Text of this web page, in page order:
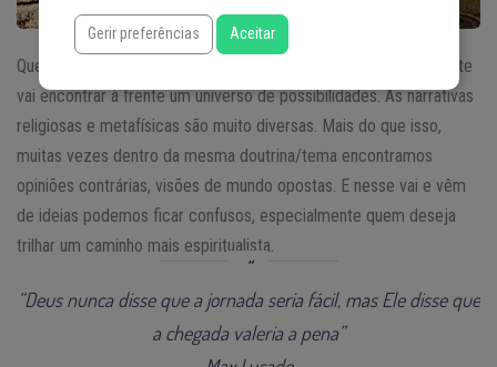
Quem começa uma busca pelo
certamente
vai encontrar à frente um universo de possibilidades. As narrativas
religiosas e metafísicas são muito diversas. Mais do que isso,
muitas vezes dentro da mesma doutrina/tema encontramos
opiniões contrárias, visões de mundo opostas. E nesse vai e vêm
de ideias podemos ficar confusos, especialmente quem deseja
trilhar um caminho mais espiritualista.
“Deus nunca disse que a jornada seria fácil, mas Ele disse que
a chegada valeria a pena”
Gerir preferências Aceitar